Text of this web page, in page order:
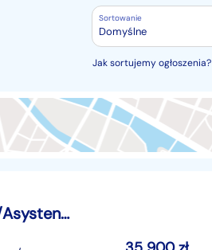
Sortowanie
Domyślne
Jak sortujemy ogłoszenia?
Volkswagen Tiguan I Klimatronic /Gwarancja /Asystent Parkowania /2013